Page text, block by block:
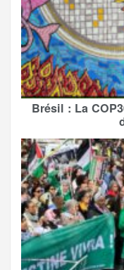
Brésil : La